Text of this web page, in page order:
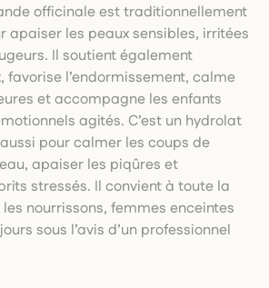
officinale est traditionnellement
apaiser les peaux sensibles, irritées
Il soutient également
favorise l’endormissement, calme
et accompagne les enfants
agités. C’est un hydrolat
pour calmer les coups de
apaiser les piqûres et
stressés. Il convient à toute la
nourrissons, femmes enceintes
sous l’avis d’un professionnel